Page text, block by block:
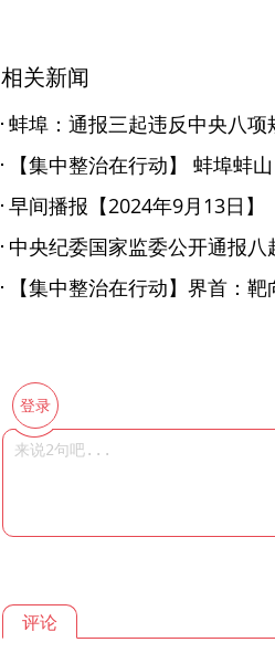
相关新闻
蚌埠：通报三起违反中央八项
早间播报【2024年9月13日】
登录
评论